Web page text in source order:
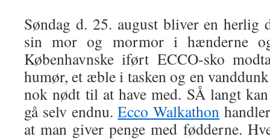
Søndag d. 25. august bliver en herlig
sin mor og mormor i hænderne
Københavnske iført ECCO-sko
humør, et æble i tasken og en
nok nødt til at have med. SÅ langt
gå selv endnu.Ecco Walkathon
at man giver penge med fødderne.